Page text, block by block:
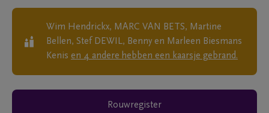
Wim Hendrickx, MARC VAN BETS, Martine
Bellen, Stef DEWIL, Benny en Marleen Biesmans
Kenis en 4 andere hebben een kaarsje gebrand.
Rouwregister